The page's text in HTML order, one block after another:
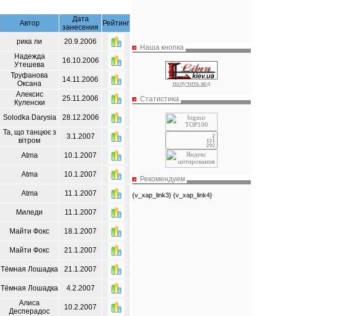
Автор
Дата
занесения
Рейтинг
рика ли 20.9.2006
Надежда
Утешева
16.10.2006
Труфанова
Оксана
14.11.2006
Алексис
Куленски
25.11.2006
Solodka Darysia 28.12.2006
Та, що танцює з
вітром
3.1.2007
Atma 10.1.2007
Atma 10.1.2007
Atma 11.1.2007
Миледи 11.1.2007
Майти Фокс 18.1.2007
Майти Фокс 21.1.2007
Тёмная Лошадка 21.1.2007
Тёмная Лошадка 4.2.2007
Aлиса
Десперадос
10.2.2007
Наша кнопка
получить код
Статистика
Рекомендуем
{v_xap_link3} {v_xap_link4}